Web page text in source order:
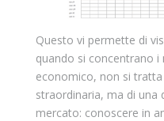
Questo vi permette di
quando si concentrano
economico, non si
straordinaria, ma di una
mercato: conoscere in